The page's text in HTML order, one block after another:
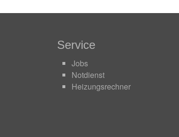
Service
Jobs
Notdienst
Heizungsrechner